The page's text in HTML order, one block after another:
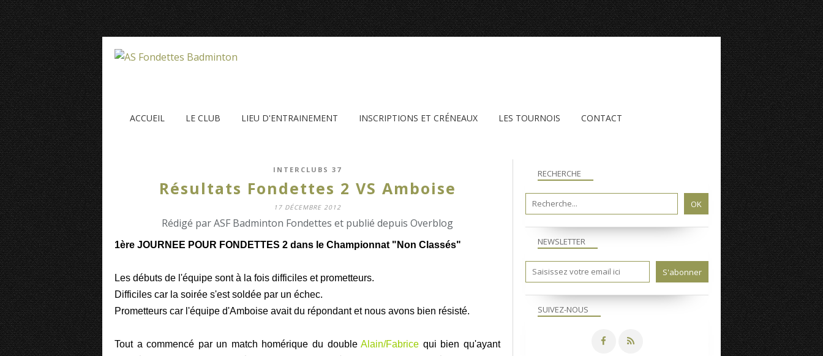
ACCUEIL LE CLUB LIEU D'ENTRAINEMENT INSCRIPTIONS ET CRÉNEAUX LES TOURNOIS CONTACT
INTERCLUBS 37
Résultats Fondettes 2 VS Amboise
17 DÉCEMBRE 2012
Rédigé par ASF Badminton Fondettes et publié depuis Overblog
1ère JOURNEE POUR FONDETTES 2 dans le Championnat "Non Classés"
Les débuts de l'équipe sont à la fois difficiles et prometteurs.
Difficiles car la soirée s'est soldée par un échec.
Prometteurs car l'équipe d'Amboise avait du répondant et nous avons bien résisté.
Tout a commencé par un match homérique du doubleAlain/Fabrice qui bien qu'ayant
NEWSLETTER
SUIVEZ-NOUS
RECHERCHE